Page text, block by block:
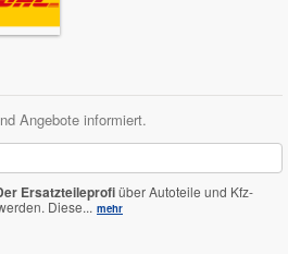
Angebote informiert.
Ersatzteileprofiüber Autoteile und Kfz-
Diese... mehr